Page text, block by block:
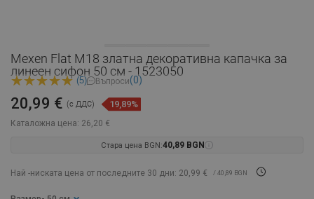
Mexen Flat M18 златна декоративна капачка за
линеен сифон 50 см - 1523050
(5) Въпроси(0)
Каталожна цена: 26,20 €
20,99 € (с ДДС) 19,89%
Стара цена BGN:40,89 BGN
Най -ниската цена от последните 30 дни: 20,99 € / 40,89 BGN